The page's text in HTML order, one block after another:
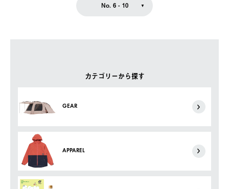
カテゴリーから探す
GEAR
APPAREL
No. 6 - 10